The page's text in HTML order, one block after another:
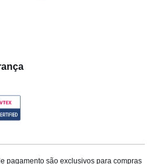
pagamento são exclusivos para compras